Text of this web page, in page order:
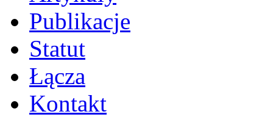
Publikacje
Statut
Łącza
Kontakt